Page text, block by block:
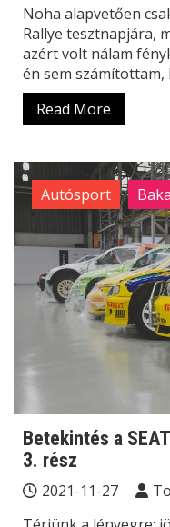
Noha alapvetően
Rallye tesztnapjára,
azért volt nálam
én sem
Read More
Autósport
Betekintés a
3. rész
2021-11-27